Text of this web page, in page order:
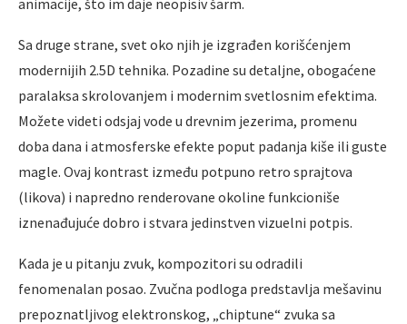
Sa druge strane, svet oko njih je izgrađen korišćenjem
modernijih 2.5D tehnika. Pozadine su detaljne, obogaćene
paralaksa skrolovanjem i modernim svetlosnim efektima.
Možete videti odsjaj vode u drevnim jezerima, promenu
doba dana i atmosferske efekte poput padanja kiše ili guste
magle. Ovaj kontrast između potpuno retro sprajtova
(likova) i napredno renderovane okoline funkcioniše
iznenađujuće dobro i stvara jedinstven vizuelni potpis.
Kada je u pitanju zvuk, kompozitori su odradili
fenomenalan posao. Zvučna podloga predstavlja mešavinu
prepoznatljivog elektronskog, „chiptune“ zvuka sa